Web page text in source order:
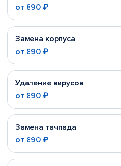
от 890 ₽
Замена корпуса
от 890 ₽
Удаление вирусов
от 890 ₽
Замена тачпада
от 890 ₽